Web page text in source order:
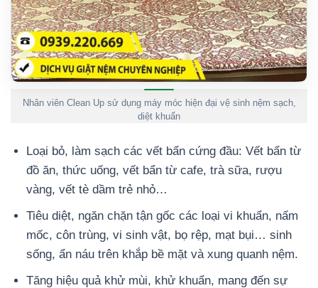
Nhân viên Clean Up sử dụng máy móc hiện đại vệ sinh nệm sạch,
diệt khuẩn
Loại bỏ, làm sạch các vết bẩn cứng đầu: Vết bẩn từ
đồ ăn, thức uống, vết bẩn từ cafe, trà sữa, rượu
vàng, vết tè dầm trẻ nhỏ…
Tiêu diệt, ngăn chặn tận gốc các loại vi khuẩn, nấm
mốc, côn trùng, vi sinh vật, bọ rệp, mạt bụi… sinh
sống, ẩn náu trên khắp bề mặt và xung quanh nệm.
Tăng hiệu quả khử mùi, khử khuẩn, mang đến sự